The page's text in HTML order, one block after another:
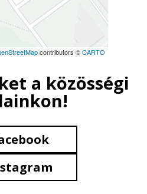
contributors ©CARTO
a közösségi